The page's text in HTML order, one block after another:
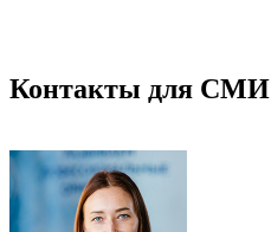
Контакты для СМИ